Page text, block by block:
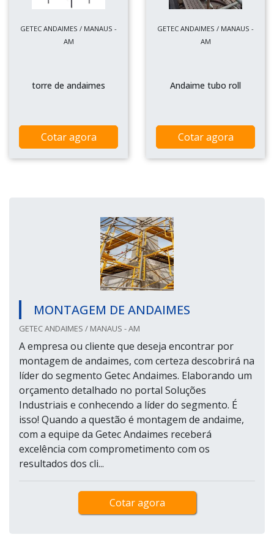
GETEC ANDAIMES / MANAUS -
AM
torre de andaimes
Cotar agora
GETEC ANDAIMES / MANAUS -
AM
Andaime tubo roll
Cotar agora
MONTAGEM DE ANDAIMES
GETEC ANDAIMES / MANAUS - AM
A empresa ou cliente que deseja encontrar por
montagem de andaimes, com certeza descobrirá na
líder do segmento Getec Andaimes. Elaborando um
orçamento detalhado no portal Soluções
Industriais e conhecendo a líder do segmento. É
isso! Quando a questão é montagem de andaime,
com a equipe da Getec Andaimes receberá
excelência com comprometimento com os
resultados dos cli...
Cotar agora